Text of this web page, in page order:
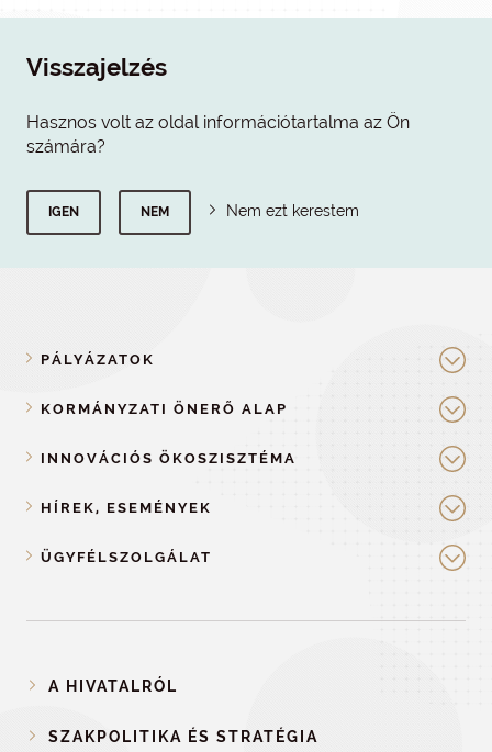
Visszajelzés
Hasznos volt az oldal információtartalma az Ön
számára?
IGEN NEM Nem ezt kerestem
PÁLYÁZATOK
KORMÁNYZATI ÖNERŐ ALAP
INNOVÁCIÓS ÖKOSZISZTÉMA
HÍREK, ESEMÉNYEK
ÜGYFÉLSZOLGÁLAT
A HIVATALRÓL
SZAKPOLITIKA ÉS STRATÉGIA